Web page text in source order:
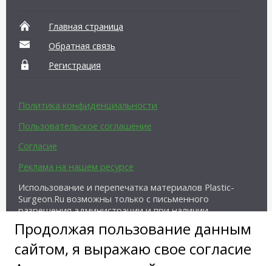
Продолжая пользование данным
сайтом, я выражаю свое согласие
Главная страница
Обратная связь
Регистрация
Политика конфиденциальности
Пользовательское соглашение
Согласие
Реклама на нашем ресурсе
Использование и перепечатка материалов Plastic-
Surgeon.Ru возможны только с письменного
разрешения администрации и при наличии
активной ссылки на источник.